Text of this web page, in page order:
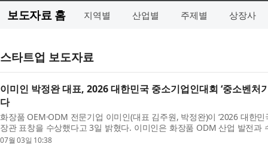
보도자료 홈 지역별 산업별 주제별 상장사
스타트업 보도자료
이미인 박정완 대표, 2026 대한민국 중소기업인대회 ‘중소벤
다
화장품 OEM·ODM 전문기업 이미인(대표 김주원, 박정완)이 ‘2026 대한
장관 표창을 수상했다고 3일 밝혔다. 이미인은 화장품 ODM 산업 발전
높게 평...
07월 03일 10:38